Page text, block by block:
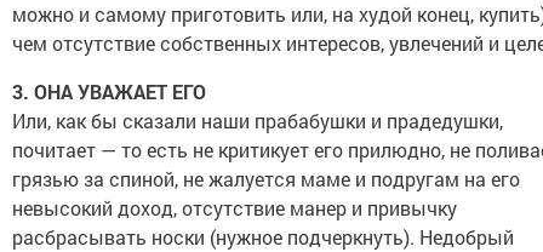
можно и самому приготовить или, на худой конец,
чем отсутствие собственных интересов, увлечений и
3. ОНА УВАЖАЕТ ЕГО
Или, как бы сказали наши прабабушки и прадедушки,
почитает — то есть не критикует его прилюдно, не
грязью за спиной, не жалуется маме и подругам на его
невысокий доход, отсутствие манер и привычку
расбрасывать носки (нужное подчеркнуть). Недобрый